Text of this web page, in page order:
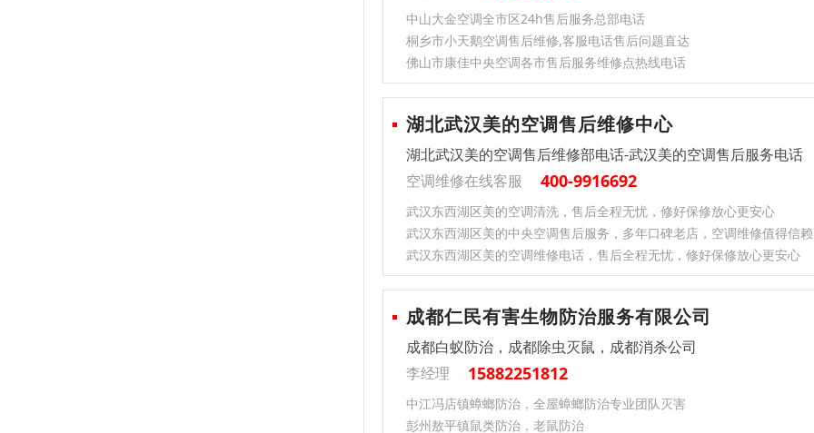
中山大金空调全市区24h售后服务总部电话
桐乡市小天鹅空调售后维修,客服电话售后问题直达
佛山市康佳中央空调各市售后服务维修点热线电话
湖北武汉美的空调售后维修中心
湖北武汉美的空调售后维修部电话-武汉美的空调售后服务电话
空调维修在线客服
400-9916692
武汉东西湖区美的空调清洗，售后全程无忧，修好保修放心更安心
武汉东西湖区美的中央空调售后服务，多年口碑老店，空调维修值得信赖
武汉东西湖区美的空调维修电话，售后全程无忧，修好保修放心更安心
成都仁民有害生物防治服务有限公司
成都白蚁防治，成都除虫灭鼠，成都消杀公司
李经理
15882251812
中江冯店镇蟑螂防治，全屋蟑螂防治专业团队灭害
彭州敖平镇鼠类防治，老鼠防治